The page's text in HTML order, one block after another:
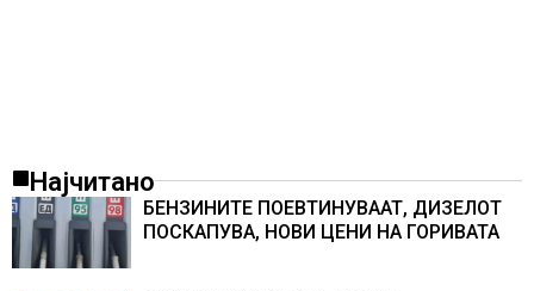
Најчитано
БЕНЗИНИТЕ ПОЕВТИНУВААТ, ДИЗЕЛОТ
ПОСКАПУВА, НОВИ ЦЕНИ НА ГОРИВАТА